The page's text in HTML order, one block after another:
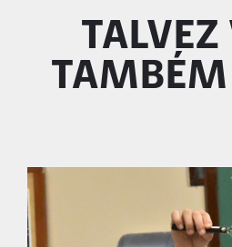
TALVEZ
TAMBÉM